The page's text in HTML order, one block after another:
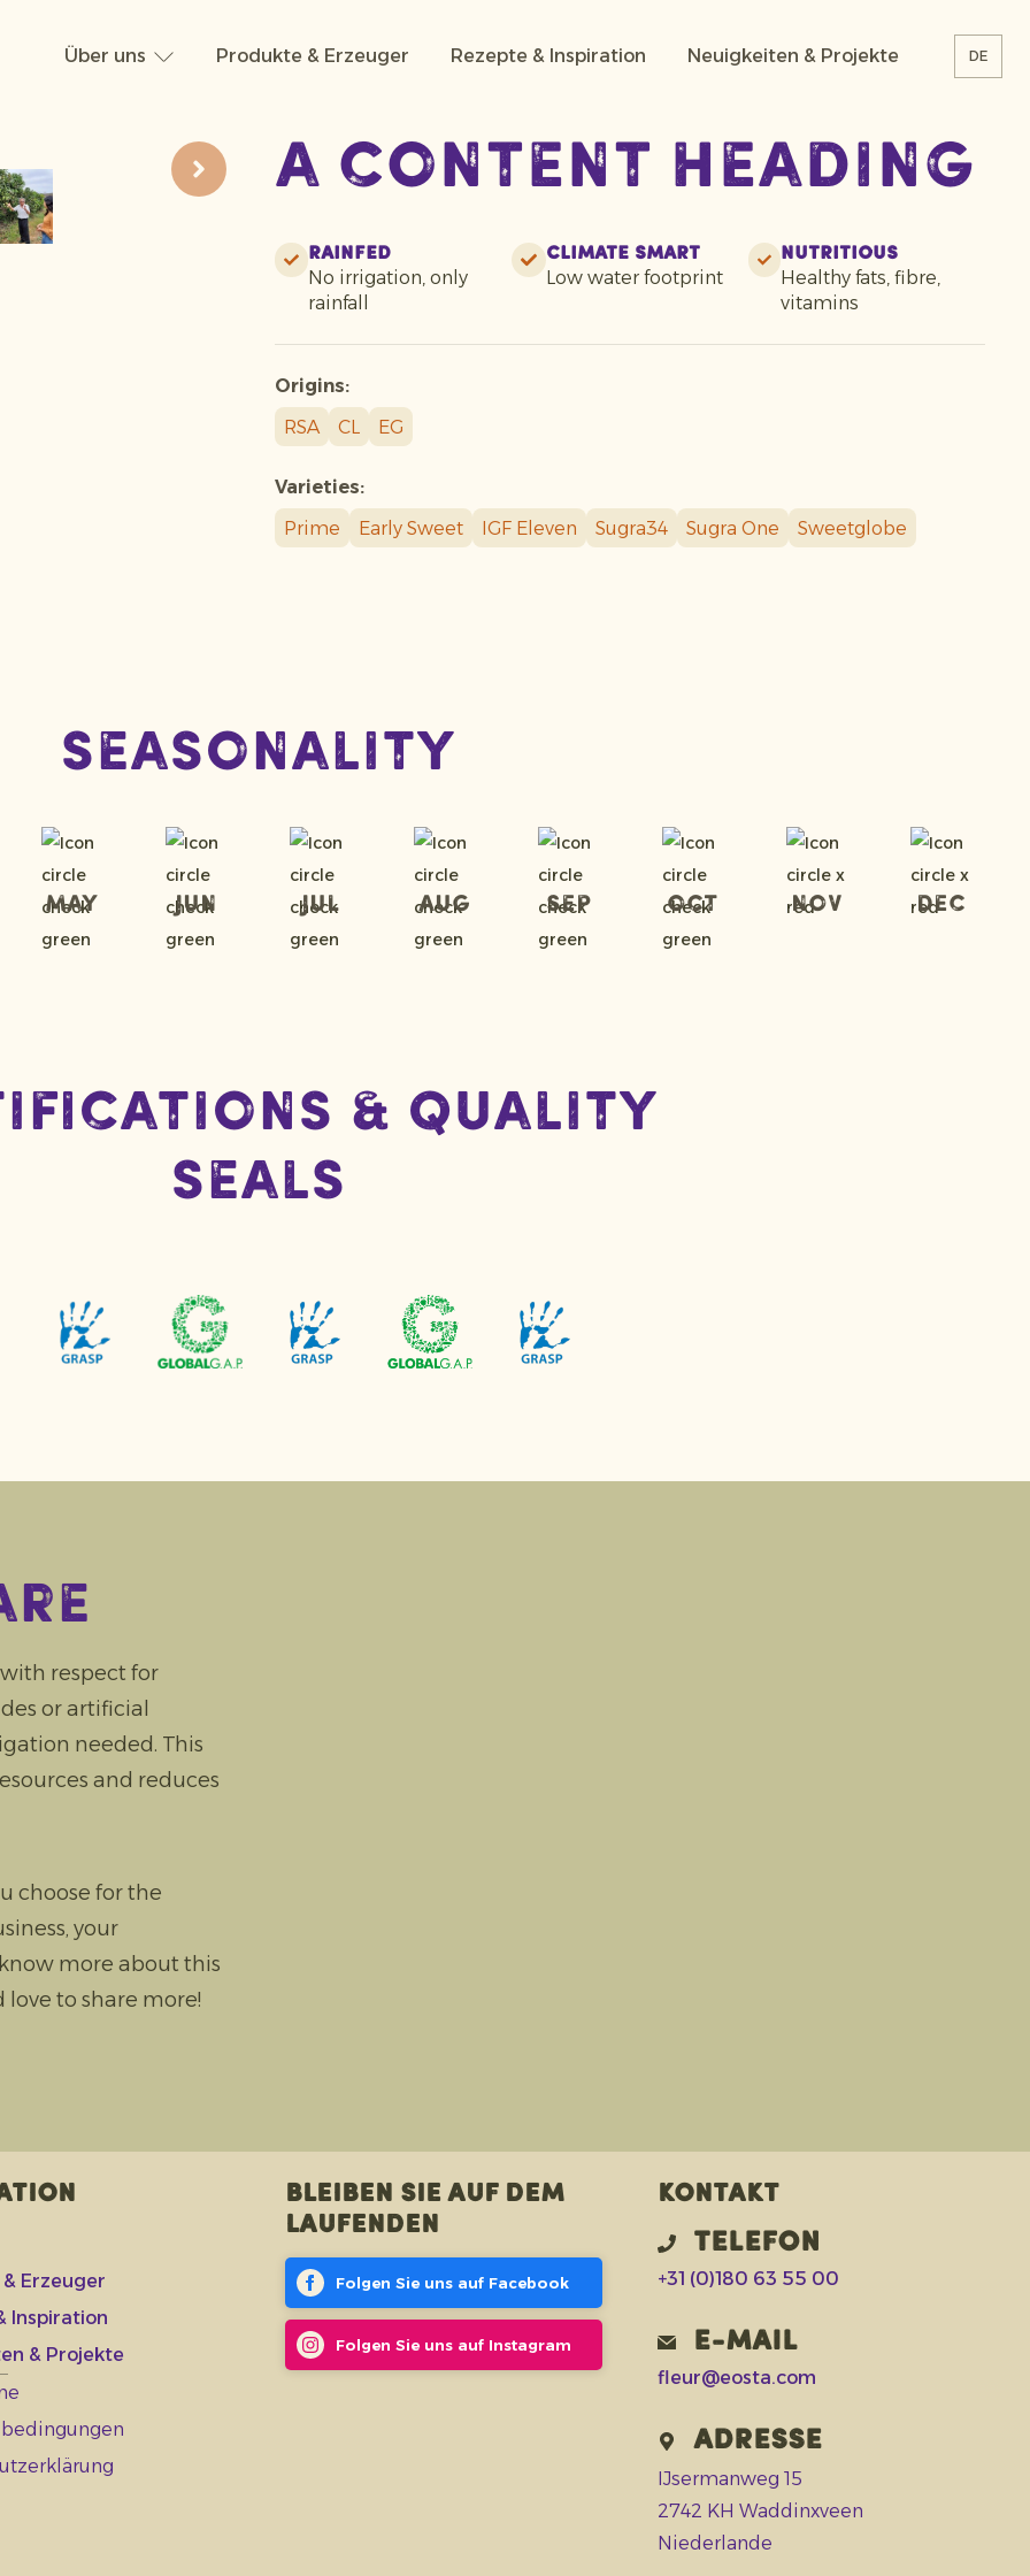
DE
Über uns Produkte & Erzeuger Rezepte & Inspiration Neuigkeiten & Projekte
A content heading
Rainfed
No irrigation, only
rainfall
Climate smart
Low water footprint
Nutritious
Healthy fats, fibre,
vitamins
Origins:
RSA
CL EG
Varieties:
Prime
Early Sweet IGF Eleven Sugra34 Sugra One Sweetglobe
Seasonality
May Jun Jul Aug Sep Oct Nov Dec
& Quality
Seals
respect for
or artificial
needed. This
and reduces
choose for the
your
more about this
love to share more!
Erzeuger
Inspiration
& Projekte
Bleiben Sie auf dem
Laufenden
Folgen Sie uns auf Facebook
Folgen Sie uns auf Instagram
Kontakt
Telefon
+31 (0)180 63 55 00
E-Mail
fleur@eosta.com
Adresse
IJsermanweg 15
2742 KH Waddinxveen
Niederlande